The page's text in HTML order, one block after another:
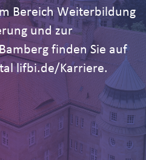
Bereich Weiterbildung
und zur
finden Sie auf
lifbi.de/Karriere.